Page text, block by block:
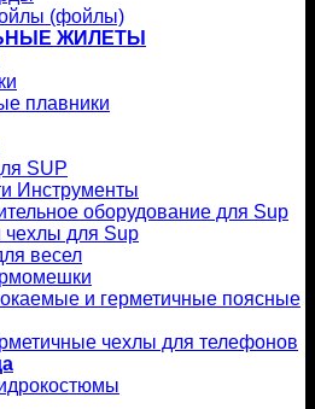
(фойлы)
ЖИЛЕТЫ
плавники
SUP
Инструменты
оборудование для Sup
чехлы для Sup
весел
и герметичные поясные
чехлы для телефонов